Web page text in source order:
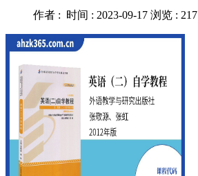
作者 : 时间 : 2023-09-17 浏览 : 217